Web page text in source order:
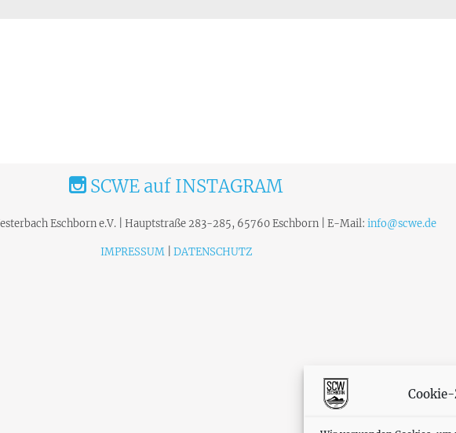
SCWE auf INSTAGRAM
Eschborn e.V. | Hauptstraße 283-285, 65760 Eschborn | E-Mail: info@scwe.de
IMPRESSUM| DATENSCHUTZ